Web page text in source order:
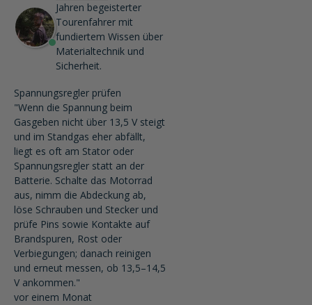
Jahren begeisterter
Tourenfahrer mit
fundiertem Wissen über
Materialtechnik und
Sicherheit.
Spannungsregler prüfen
"Wenn die Spannung beim
Gasgeben nicht über 13,5 V steigt
und im Standgas eher abfällt,
liegt es oft am Stator oder
Spannungsregler statt an der
Batterie. Schalte das Motorrad
aus, nimm die Abdeckung ab,
löse Schrauben und Stecker und
prüfe Pins sowie Kontakte auf
Brandspuren, Rost oder
Verbiegungen; danach reinigen
und erneut messen, ob 13,5–14,5
V ankommen."
vor einem Monat